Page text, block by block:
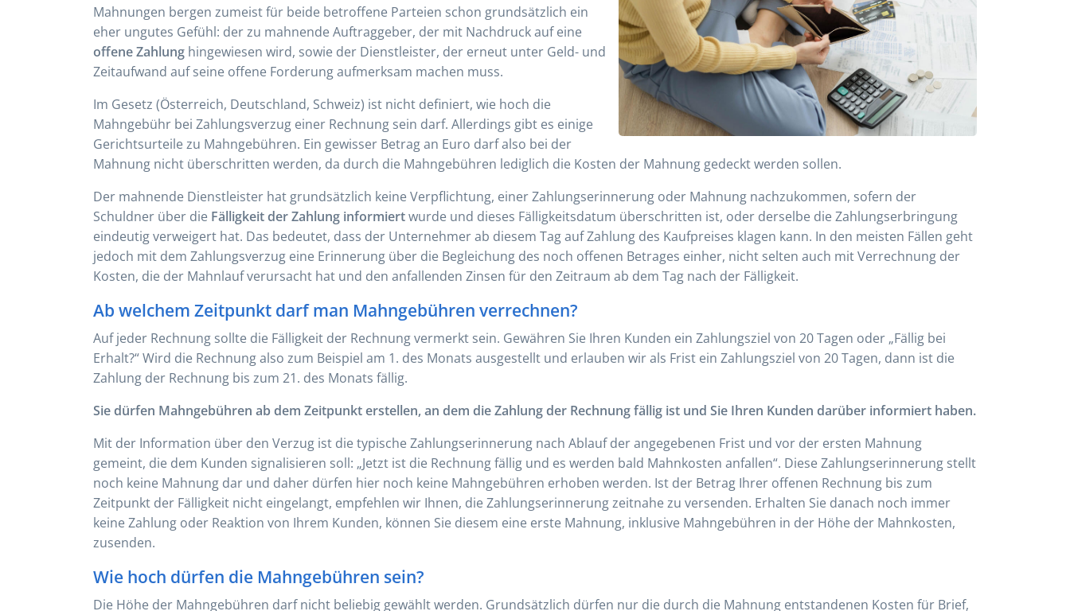
Mahnungen bergen zumeist für beide betroffene Parteien schon grundsätzlich ein
eher ungutes Gefühl: der zu mahnende Auftraggeber, der mit Nachdruck auf eine
offene Zahlung hingewiesen wird, sowie der Dienstleister, der erneut unter Geld- und
Zeitaufwand auf seine offene Forderung aufmerksam machen muss.
Im Gesetz (Österreich, Deutschland, Schweiz) ist nicht definiert, wie hoch die
Mahngebühr bei Zahlungsverzug einer Rechnung sein darf. Allerdings gibt es einige
Gerichtsurteile zu Mahngebühren. Ein gewisser Betrag an Euro darf also bei der
Mahnung nicht überschritten werden, da durch die Mahngebühren lediglich die Kosten der Mahnung gedeckt werden sollen.
Der mahnende Dienstleister hat grundsätzlich keine Verpflichtung, einer Zahlungserinnerung oder Mahnung nachzukommen, sofern der
Schuldner über die Fälligkeit der Zahlung informiertwurde und dieses Fälligkeitsdatum überschritten ist, oder derselbe die Zahlungserbringung
eindeutig verweigert hat. Das bedeutet, dass der Unternehmer ab diesem Tag auf Zahlung des Kaufpreises klagen kann. In den meisten Fällen geht
jedoch mit dem Zahlungsverzug eine Erinnerung über die Begleichung des noch offenen Betrages einher, nicht selten auch mit Verrechnung der
Kosten, die der Mahnlauf verursacht hat und den anfallenden Zinsen für den Zeitraum ab dem Tag nach der Fälligkeit.
Ab welchem Zeitpunkt darf man Mahngebühren verrechnen?
Auf jeder Rechnung sollte die Fälligkeit der Rechnung vermerkt sein. Gewähren Sie Ihren Kunden ein Zahlungsziel von 20 Tagen oder „Fällig bei
Erhalt?“ Wird die Rechnung also zum Beispiel am 1. des Monats ausgestellt und erlauben wir als Frist ein Zahlungsziel von 20 Tagen, dann ist die
Zahlung der Rechnung bis zum 21. des Monats fällig.
Sie dürfen Mahngebühren ab dem Zeitpunkt erstellen, an dem die Zahlung der Rechnung fällig ist und Sie Ihren Kunden darüber informiert haben.
Mit der Information über den Verzug ist die typische Zahlungserinnerung nach Ablauf der angegebenen Frist und vor der ersten Mahnung
gemeint, die dem Kunden signalisieren soll: „Jetzt ist die Rechnung fällig und es werden bald Mahnkosten anfallen“. Diese Zahlungserinnerung stellt
noch keine Mahnung dar und daher dürfen hier noch keine Mahngebühren erhoben werden. Ist der Betrag Ihrer offenen Rechnung bis zum
Zeitpunkt der Fälligkeit nicht eingelangt, empfehlen wir Ihnen, die Zahlungserinnerung zeitnahe zu versenden. Erhalten Sie danach noch immer
keine Zahlung oder Reaktion von Ihrem Kunden, können Sie diesem eine erste Mahnung, inklusive Mahngebühren in der Höhe der Mahnkosten,
zusenden.
Wie hoch dürfen die Mahngebühren sein?
Die Höhe der Mahngebühren darf nicht beliebig gewählt werden. Grundsätzlich dürfen nur die durch die Mahnung entstandenen Kosten für Brief,